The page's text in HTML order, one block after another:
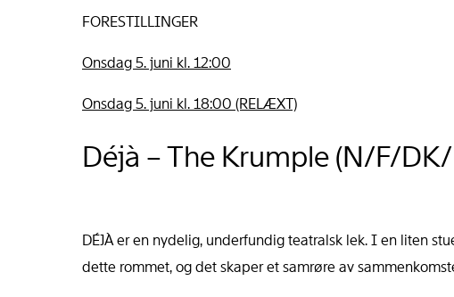
FORESTILLINGER
Onsdag 5. juni kl. 12:00
Onsdag 5. juni kl. 18:00 (RELÆXT)
Déjà – The Krumple (N/F/
DÉJÀ er en nydelig, underfundig teatralsk lek. I en liten
dette rommet, og det skaper et samrøre av